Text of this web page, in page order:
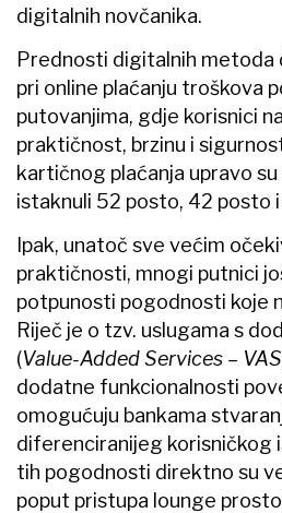
digitalnih novčanika.
Prednosti digitalnih metoda
pri online plaćanju troškova
putovanjima, gdje korisnici
praktičnost, brzinu i
kartičnog plaćanja upravo
istaknuli 52 posto, 42 posto
Ipak, unatoč sve većim
praktičnosti, mnogi putnici
potpunosti pogodnosti koje
Riječ je o tzv. uslugama s
(Value-Added Services – VAS
dodatne funkcionalnosti
omogućuju bankama
diferenciranijeg korisničkog
tih pogodnosti direktno su
poput pristupa lounge